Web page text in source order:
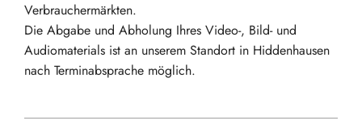
Verbrauchermärkten.
Die Abgabe und Abholung Ihres Video-, Bild- und
Audiomaterials ist an unserem Standort in Hiddenhausen
nach Terminabsprache möglich.